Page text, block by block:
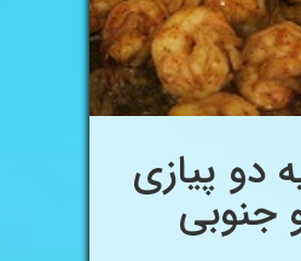
دو پیازی
جنوبی